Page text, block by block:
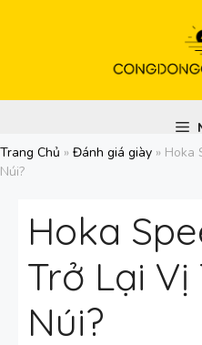
Trang Chủ » Đánh giá giày » Hoka
Núi?
Hoka
Trở Lại
Núi?